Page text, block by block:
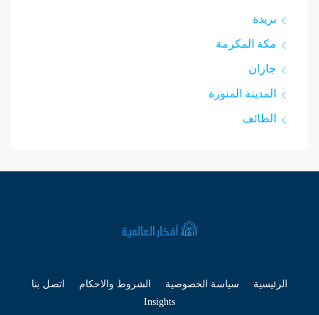
بريدة
مكة المكرمة
جازان
المدينة المنورة
الطائف
الرئيسية سياسة الخصوصية الشروط والاحكام
اتصل بنا
Insights